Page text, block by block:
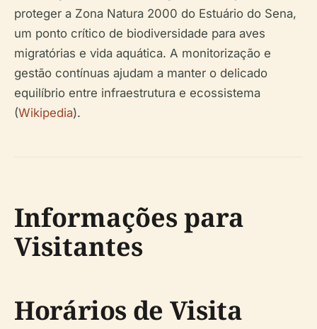
proteger a Zona Natura 2000 do Estuário do Sena,
um ponto crítico de biodiversidade para aves
migratórias e vida aquática. A monitorização e
gestão contínuas ajudam a manter o delicado
equilíbrio entre infraestrutura e ecossistema
(Wikipedia).
Informações para
Visitantes
Horários de Visita